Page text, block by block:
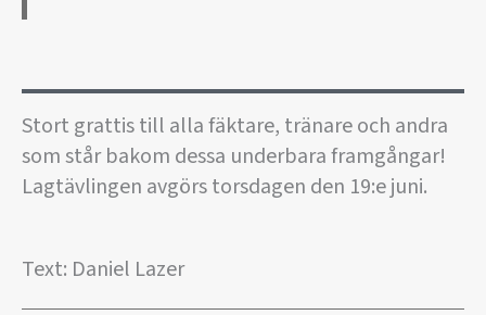
Stort grattis till alla fäktare, tränare och andra
som står bakom dessa underbara framgångar!
Lagtävlingen avgörs torsdagen den 19:e juni.
Text: Daniel Lazer